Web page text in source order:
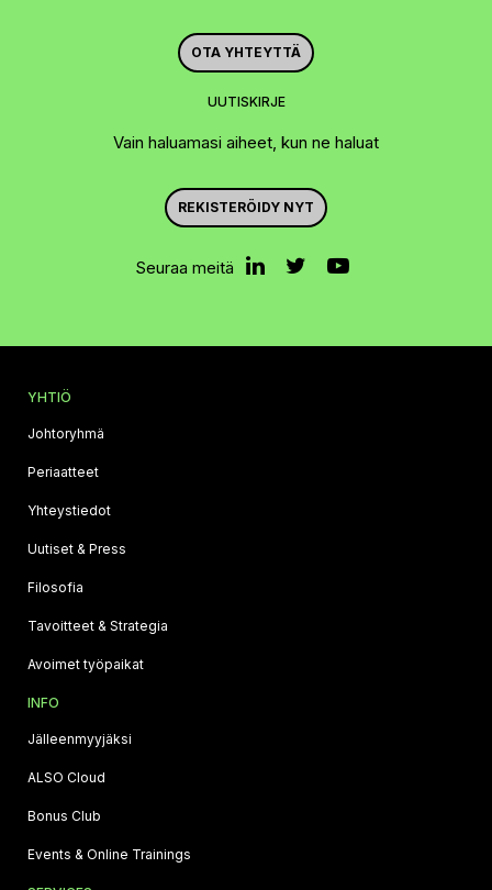
OTA YHTEYTTÄ
UUTISKIRJE
Vain haluamasi aiheet, kun ne haluat
REKISTERÖIDY NYT
Seuraa meitä
YHTIÖ
Johtoryhmä
Periaatteet
Yhteystiedot
Uutiset & Press
Filosofia
Tavoitteet & Strategia
Avoimet työpaikat
INFO
Jälleenmyyjäksi
ALSO Cloud
Bonus Club
Events & Online Trainings